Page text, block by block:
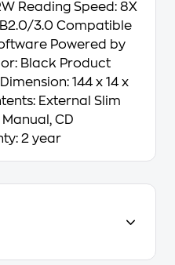
Reading Speed: 8X
3.0 Compatible
Powered by
Black Product
144 x 14 x
External Slim
Manual, CD
2 year